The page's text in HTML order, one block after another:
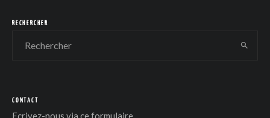
RECHERCHER
CONTACT
Ecrivez-nous via ce formulaire